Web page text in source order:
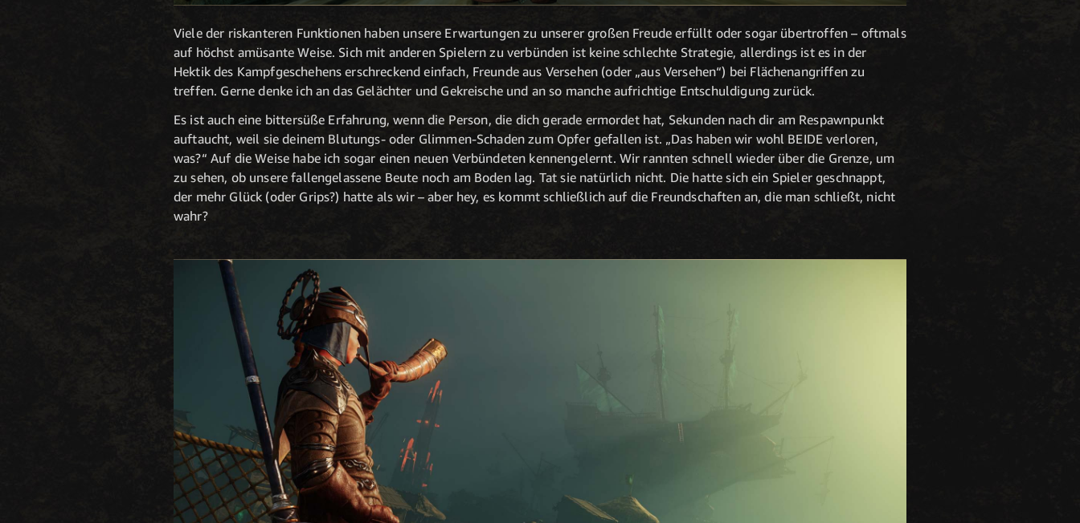
Viele der riskanteren Funktionen haben unsere Erwartungen zu unserer großen Freude erfüllt oder sogar übertroffen – oftmals
auf höchst amüsante Weise. Sich mit anderen Spielern zu verbünden ist keine schlechte Strategie, allerdings ist es in der
Hektik des Kampfgeschehens erschreckend einfach, Freunde aus Versehen (oder „aus Versehen“) bei Flächenangriffen zu
treffen. Gerne denke ich an das Gelächter und Gekreische und an so manche aufrichtige Entschuldigung zurück.
Es ist auch eine bittersüße Erfahrung, wenn die Person, die dich gerade ermordet hat, Sekunden nach dir am Respawnpunkt
auftaucht, weil sie deinem Blutungs- oder Glimmen-Schaden zum Opfer gefallen ist. „Das haben wir wohl BEIDE verloren,
was?“ Auf die Weise habe ich sogar einen neuen Verbündeten kennengelernt. Wir rannten schnell wieder über die Grenze, um
zu sehen, ob unsere fallengelassene Beute noch am Boden lag. Tat sie natürlich nicht. Die hatte sich ein Spieler geschnappt,
der mehr Glück (oder Grips?) hatte als wir – aber hey, es kommt schließlich auf die Freundschaften an, die man schließt, nicht
wahr?